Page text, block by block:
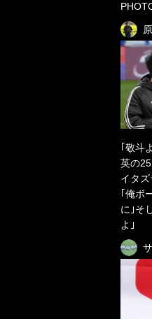
｢敬斗
英の
イタ
｢俺ボ
に｣そ
よ｣